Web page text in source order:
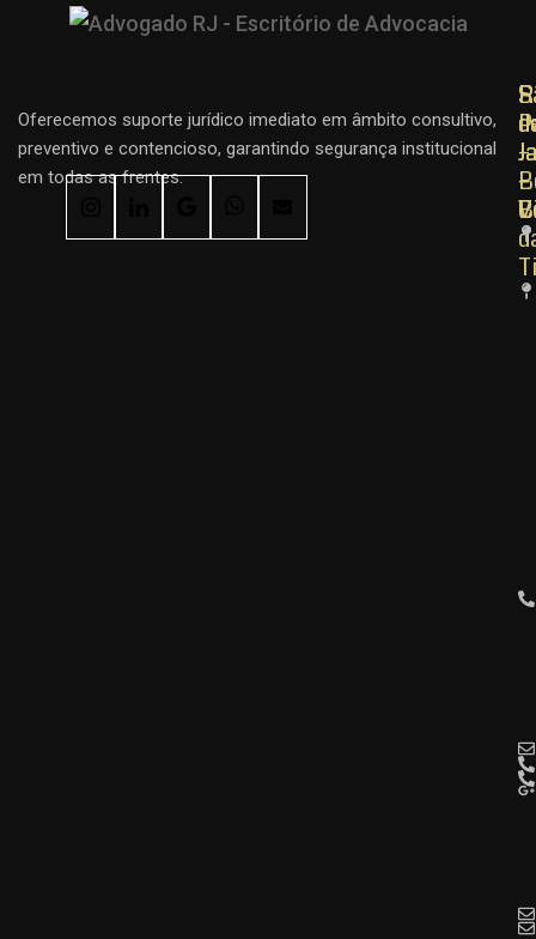
Oferecemos suporte jurídico imediato em âmbito consultivo,
preventivo e contencioso, garantindo segurança institucional
em todas as frentes.
–
–
–